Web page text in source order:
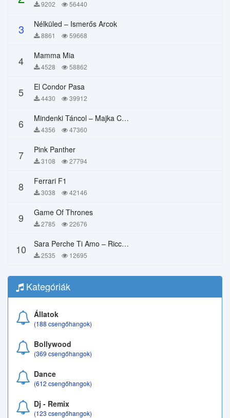
9202 56440
3 Nélküled – Ismerős Arcok
8861 59668
4 Mamma Mia
4528 58862
5 El Condor Pasa
4430 39912
6 Mindenki Táncol – Majka Curtis, Péter Majoros
4356 47360
7 Pink Panther
3108 27794
8 Ferrari F1
3038 42146
9 Game Of Thrones
2785 22676
10 Sara Perche Ti Amo – Ricchi E Poveri
2535 12695
Kategóriák
Állatok
(188 csengőhangok)
Bollywood
(369 csengőhangok)
Dance
(612 csengőhangok)
Dj - Remix
(123 csengőhangok)